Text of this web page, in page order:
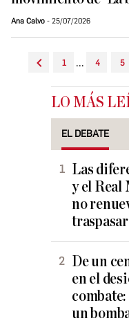
Ana Calvo 25/07/2026
1 ... 4 5
LO MÁS
EL DEBATE
Las
y el Real
no
De un
en el
un